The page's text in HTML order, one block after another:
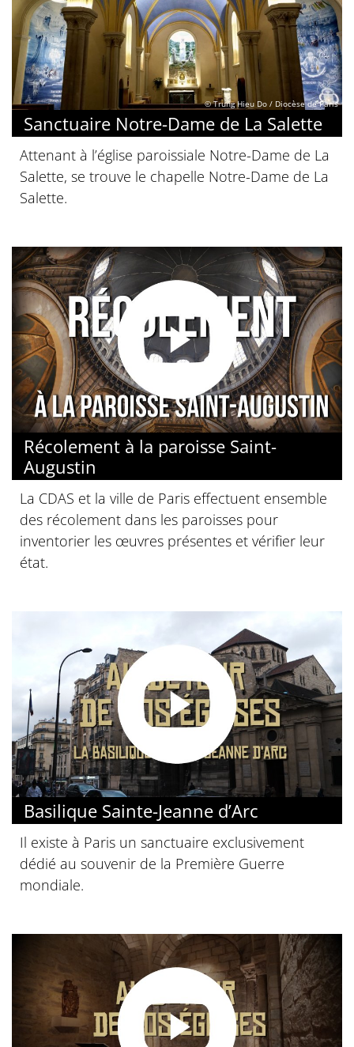
© Trung Hieu Do / Diocèse de Paris
Sanctuaire Notre-Dame de La Salette
Attenant à l’église paroissiale Notre-Dame de La
Salette, se trouve le chapelle Notre-Dame de La
Salette.
Récolement à la paroisse Saint-
Augustin
La CDAS et la ville de Paris effectuent ensemble
des récolement dans les paroisses pour
inventorier les œuvres présentes et vérifier leur
état.
Basilique Sainte-Jeanne d’Arc
Il existe à Paris un sanctuaire exclusivement
dédié au souvenir de la Première Guerre
mondiale.